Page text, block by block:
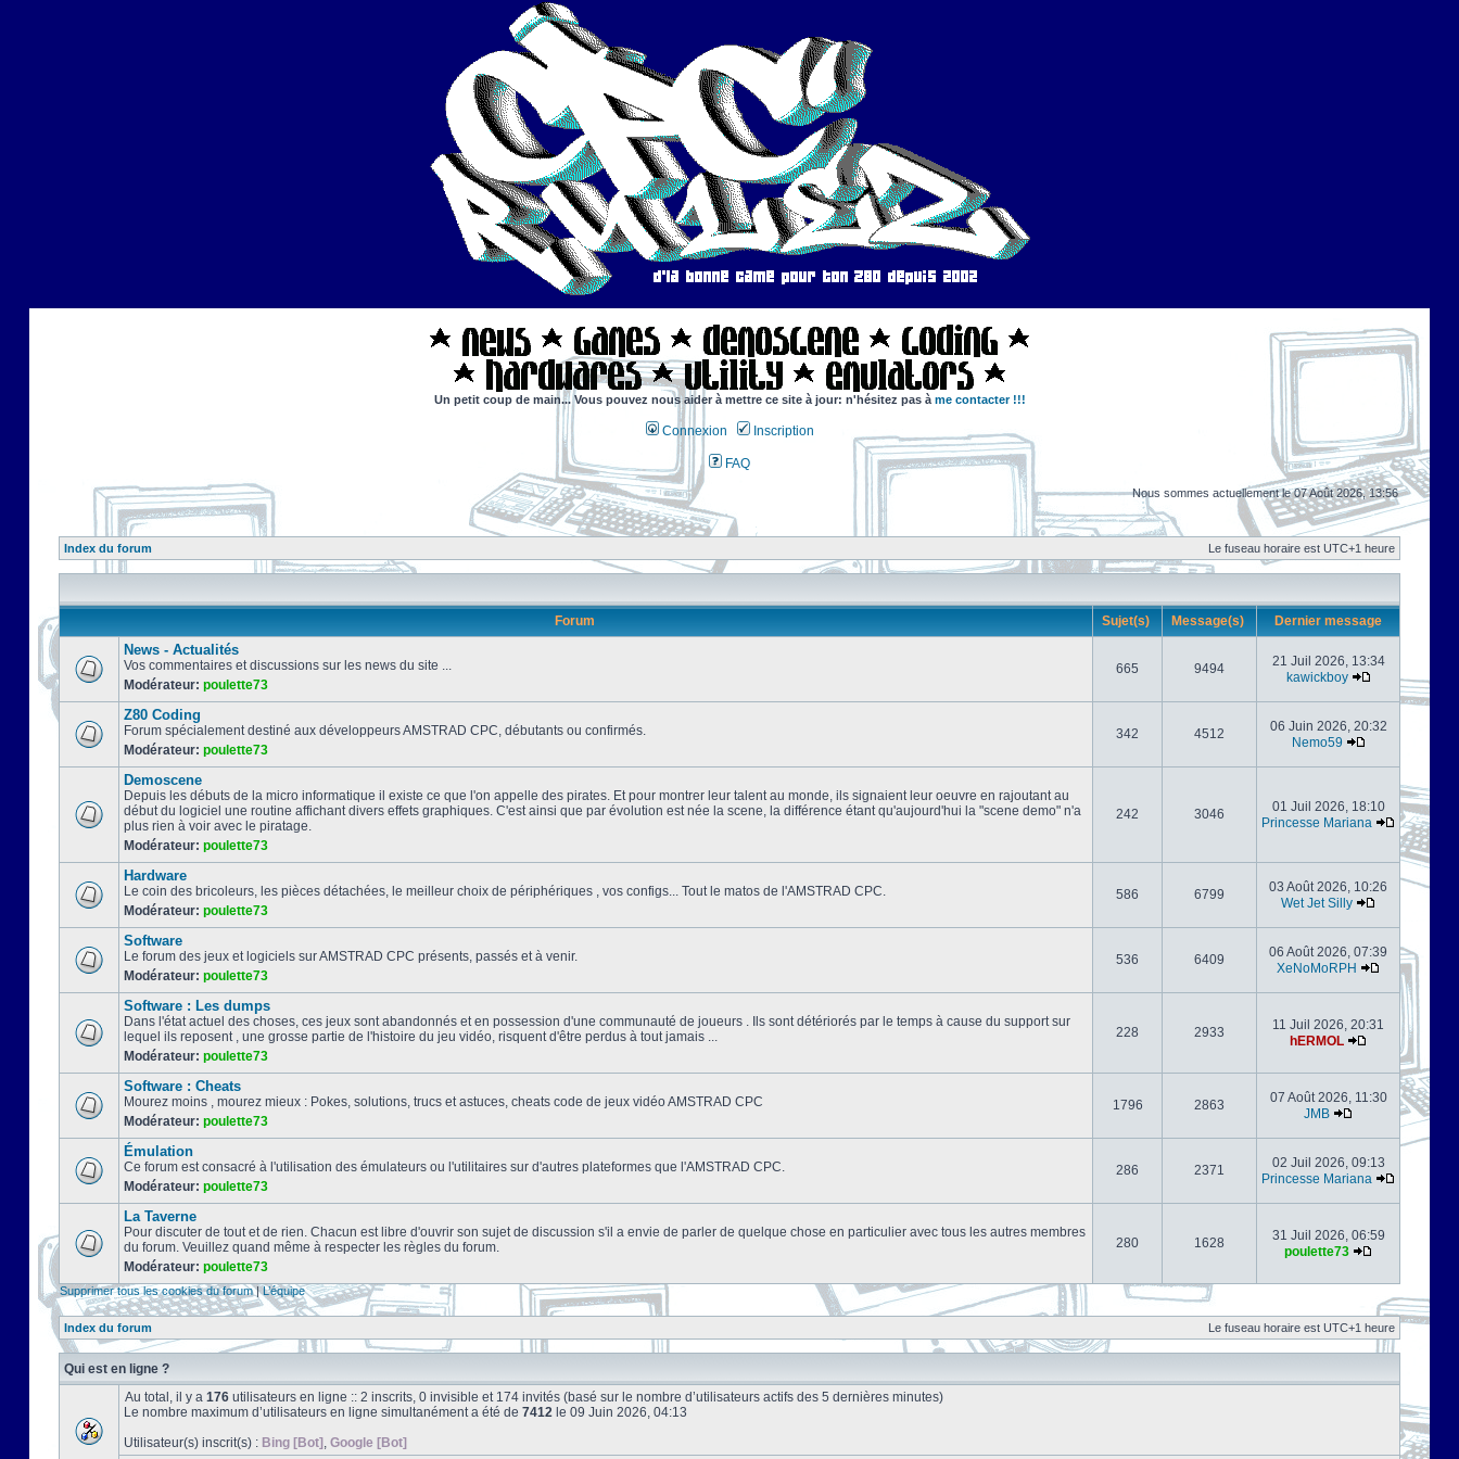
Un petit coup de main... Vous pouvez nous aider à mettre ce site à jour: n'hésitez pas à me contacter !!!
Connexion Inscription
FAQ
Nous sommes actuellement le 07 Août 2026, 13:56
Index du forum Le fuseau horaire est UTC+1 heure
Forum Sujet(s) Message(s) Dernier message
News - Actualités
Vos commentaires et discussions sur les news du site ...
Modérateur: poulette73
665 9494
21 Juil 2026, 13:34
kawickboy
Z80 Coding
Forum spécialement destiné aux développeurs AMSTRAD CPC, débutants ou confirmés.
Modérateur: poulette73
342 4512
06 Juin 2026, 20:32
Nemo59
Demoscene
Depuis les débuts de la micro informatique il existe ce que l'on appelle des pirates. Et pour montrer leur talent au monde, ils signaient leur oeuvre en rajoutant au
début du logiciel une routine affichant divers effets graphiques. C'est ainsi que par évolution est née la scene, la différence étant qu'aujourd'hui la "scene demo" n'a
plus rien à voir avec le piratage.
Modérateur: poulette73
242 3046
01 Juil 2026, 18:10
Princesse Mariana
Hardware
Le coin des bricoleurs, les pièces détachées, le meilleur choix de périphériques , vos configs... Tout le matos de l'AMSTRAD CPC.
Modérateur: poulette73
586 6799
03 Août 2026, 10:26
Wet Jet Silly
Software
Le forum des jeux et logiciels sur AMSTRAD CPC présents, passés et à venir.
Modérateur: poulette73
536 6409
06 Août 2026, 07:39
XeNoMoRPH
Software : Les dumps
Dans l'état actuel des choses, ces jeux sont abandonnés et en possession d'une communauté de joueurs . Ils sont détériorés par le temps à cause du support sur
lequel ils reposent , une grosse partie de l'histoire du jeu vidéo, risquent d'être perdus à tout jamais ...
Modérateur: poulette73
228 2933
11 Juil 2026, 20:31
hERMOL
Software : Cheats
Mourez moins , mourez mieux : Pokes, solutions, trucs et astuces, cheats code de jeux vidéo AMSTRAD CPC
Modérateur: poulette73
1796 2863
07 Août 2026, 11:30
JMB
Émulation
Ce forum est consacré à l'utilisation des émulateurs ou l'utilitaires sur d'autres plateformes que l'AMSTRAD CPC.
Modérateur: poulette73
286 2371
02 Juil 2026, 09:13
Princesse Mariana
La Taverne
Pour discuter de tout et de rien. Chacun est libre d'ouvrir son sujet de discussion s'il a envie de parler de quelque chose en particulier avec tous les autres membres
du forum. Veuillez quand même à respecter les règles du forum.
Modérateur: poulette73
280 1628
31 Juil 2026, 06:59
poulette73
Supprimer tous les cookies du forum|L’équipe
Index du forum Le fuseau horaire est UTC+1 heure
Qui est en ligne ?
Au total, il y a 176 utilisateurs en ligne :: 2 inscrits, 0 invisible et 174 invités (basé sur le nombre d’utilisateurs actifs des 5 dernières minutes)
Le nombre maximum d’utilisateurs en ligne simultanément a été de 7412 le 09 Juin 2026, 04:13
Utilisateur(s) inscrit(s) : Bing [Bot] , Google [Bot]